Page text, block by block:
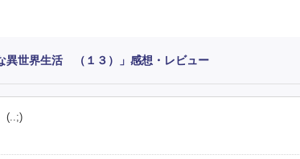
異世界生活 （１３）」感想・レビュー
(..;)